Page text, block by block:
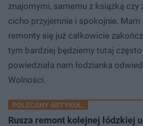
znajomymi, samemu z książką czy
cicho przyjemnie i spokojnie. Mam
remonty się już całkowicie
tym bardziej będziemy tutaj
powiedziała nam łodzianka
Wolności.
POLECANY ARTYKUŁ:
Rusza remont kolejnej łódzkiej